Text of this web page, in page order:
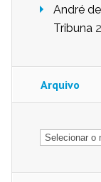
André
Tribuna
Arquivo
Arquivo